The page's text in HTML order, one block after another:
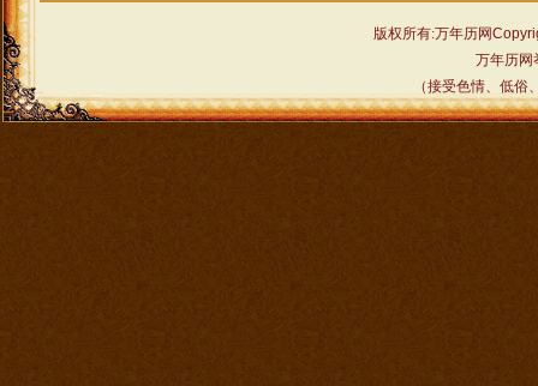
版权所有:万年历网
万年历网
（接受色情、低